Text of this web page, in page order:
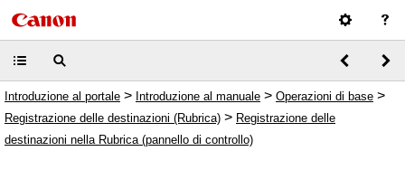
Introduzione al portale > Introduzione al manuale > Operazioni di base >
Registrazione delle destinazioni (Rubrica) > Registrazione delle
destinazioni nella Rubrica (pannello di controllo)